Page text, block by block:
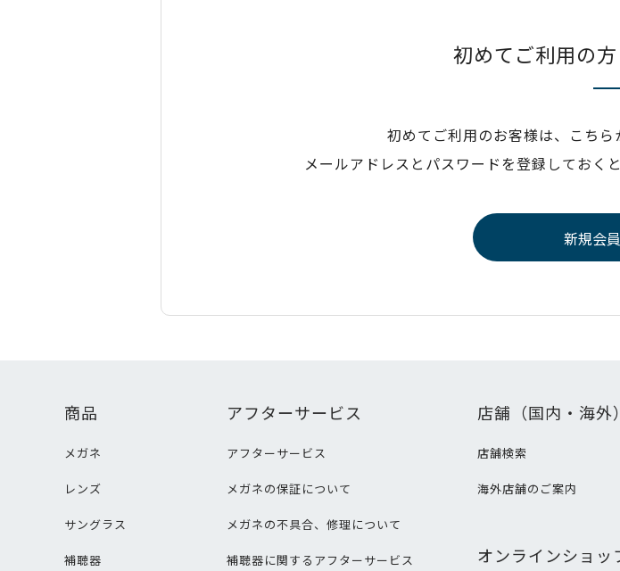
初めてご利用の
初めてご利用のお客様は、こちら
メールアドレスとパスワードを登録しておく
商品
メガネ
レンズ
サングラス
補聴器
アフターサービス
アフターサービス
メガネの保証について
メガネの不具合、修理について
補聴器に関するアフターサービス
店舗（国内・海外）
店舗検索
海外店舗のご案内
オンラインショッ